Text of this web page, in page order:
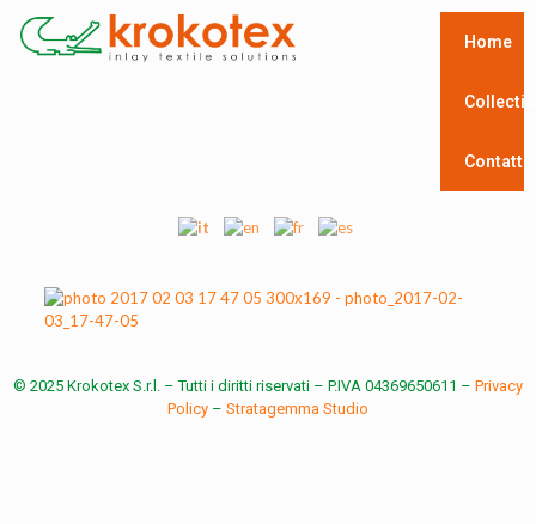
Home
Contatti
© 2025 Krokotex S.r.l. – Tutti i diritti riservati – P.IVA 04369650611 – Privacy
Policy – Stratagemma Studio